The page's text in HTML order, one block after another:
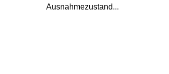
Ausnahmezustand...